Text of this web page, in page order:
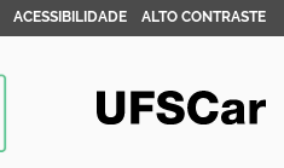
ACESSIBILIDADE ALTO CONTRASTE